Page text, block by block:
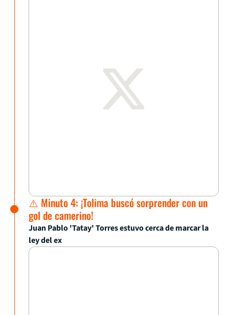
⚠️ Minuto 4: ¡Tolima buscó sorprender con un
gol de camerino!
Juan Pablo 'Tatay' Torres estuvo cerca de marcar la
ley del ex